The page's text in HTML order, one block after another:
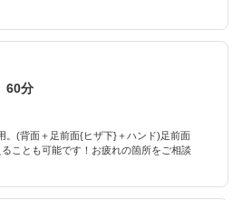
60分
。(背面＋足前面{ヒザ下}＋ハンド)足前面
ことも可能です！お疲れの箇所をご相談